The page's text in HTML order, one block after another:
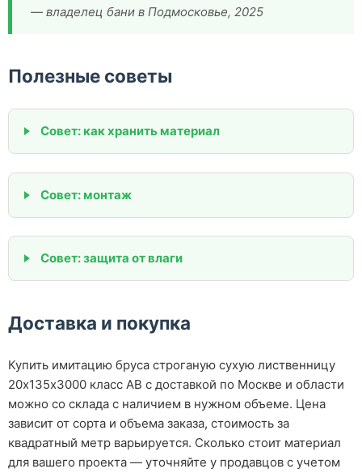
— владелец бани в Подмосковье, 2025
Полезные советы
Совет: как хранить материал
Совет: монтаж
Совет: защита от влаги
Доставка и покупка
Купить имитацию бруса строганую сухую лиственницу
20х135х3000 класс АВ с доставкой по Москве и области
можно со склада с наличием в нужном объеме. Цена
зависит от сорта и объема заказа, стоимость за
квадратный метр варьируется. Сколько стоит материал
для вашего проекта — уточняйте у продавцов с учетом